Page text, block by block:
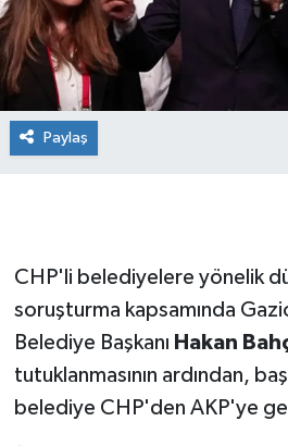
Paylaş
CHP'li belediyelere yönelik
soruşturma kapsamında
Belediye Başkanı Hakan
tutuklanmasının ardından,
belediye CHP'den AKP'ye